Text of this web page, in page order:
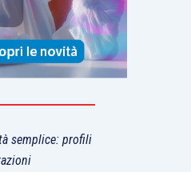
semplice: profili